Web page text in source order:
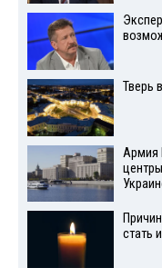
Тверь
Армия
стать